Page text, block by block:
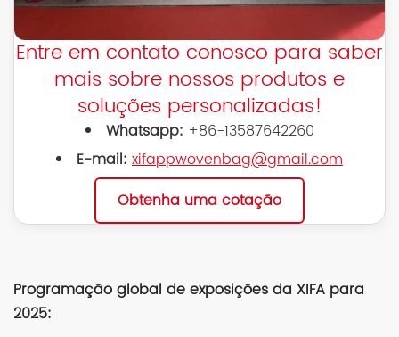
Entre em contato conosco para saber
mais sobre nossos produtos e
soluções personalizadas!
Whatsapp: +86-13587642260
E-mail: xifappwovenbag@gmail.com
Obtenha uma cotação
Programação global de exposições da XIFA para
2025: